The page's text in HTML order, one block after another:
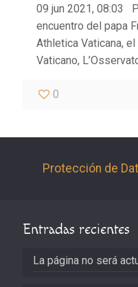
09 jun 2021, 08:03
encuentro del papa
Athletica Vaticana,
Vaticano,
0
Protección de
Entradas recientes
La página no será